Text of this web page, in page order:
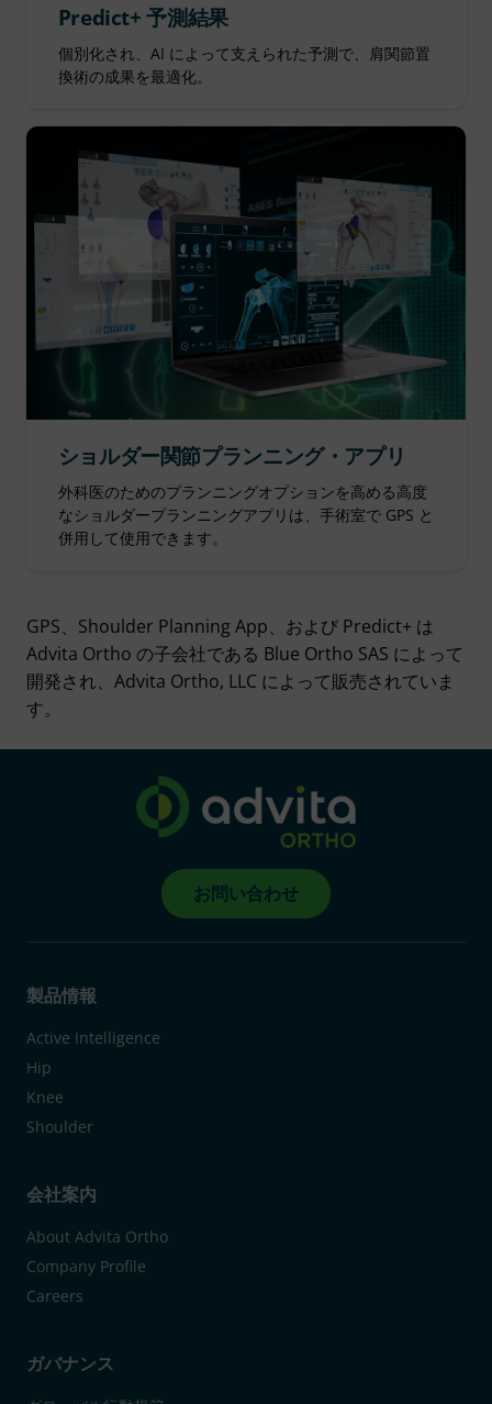
Predict+ 予測結果
個別化され、AI によって支えられた予測で、肩関節置
換術の成果を最適化。
ショルダー関節プランニング・アプリ
外科医のためのプランニングオプションを高める高度
なショルダープランニングアプリは、手術室で GPS と
併用して使用できます。
GPS、Shoulder Planning App、および Predict+ は
Advita Ortho の子会社である Blue Ortho SAS によって
開発され、Advita Ortho, LLC によって販売されていま
す。
お問い合わせ
製品情報
Active Intelligence
Hip
Knee
Shoulder
会社案内
About Advita Ortho
Company Profile
Careers
ガバナンス